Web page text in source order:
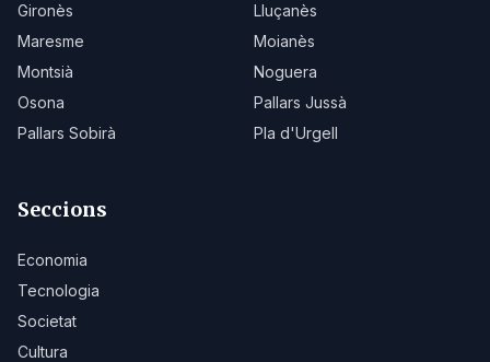
Gironès
Lluçanès
Maresme
Moianès
Montsià
Noguera
Osona
Pallars Jussà
Pallars Sobirà
Pla d'Urgell
Seccions
Economia
Tecnologia
Societat
Cultura